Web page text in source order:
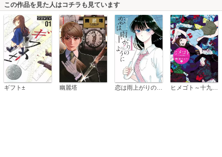
この作品を見た人はコチラも見ています
ギフト± 幽麗塔 ヒメゴト～十九歳の制服～